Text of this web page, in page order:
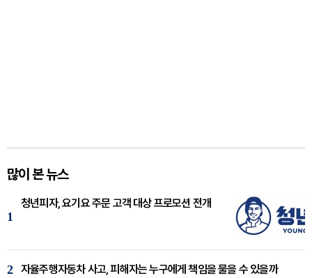
많이 본 뉴스
1
청년피자, 요기요 주문 고객 대상 프로모션 전개
2 자율주행자동차 사고, 피해자는 누구에게 책임을 물을 수 있을까